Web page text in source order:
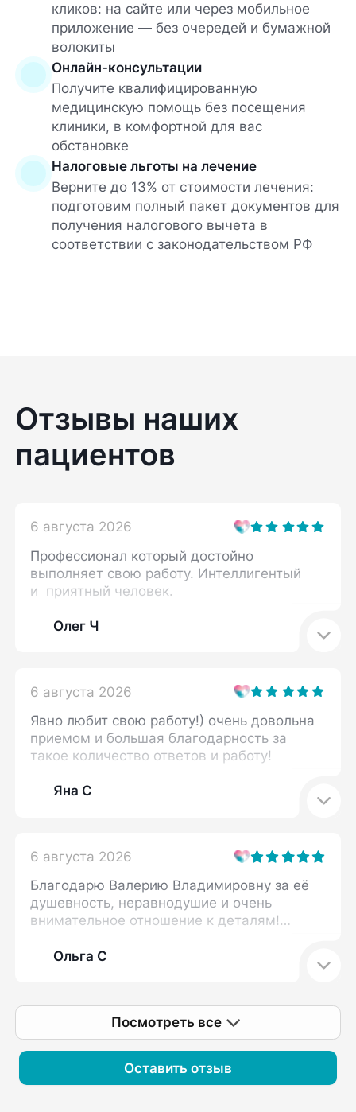
кликов: на сайте или через мобильное
приложение — без очередей и бумажной
волокиты
Онлайн-консультации
Получите квалифицированную
медицинскую помощь без посещения
клиники, в комфортной для вас
обстановке
Налоговые льготы на лечение
Верните до 13% от стоимости лечения:
подготовим полный пакет документов для
получения налогового вычета в
соответствии с законодательством РФ
Отзывы наших
пациентов
Оставить отзыв
6 августа 2026
Профессионал который достойно
выполняет свою работу. Интеллигентый
и приятный человек.
Олег Ч
6 августа 2026
Явно любит свою работу!) очень довольна
приемом и большая благодарность за
такое количество ответов и работу!
Яна С
6 августа 2026
Благодарю Валерию Владимировну за её
душевность, неравнодушие и очень
внимательное отношение к деталям!
мне объяснили нюансы, на которые я
влияющие на мою проблему. Определен
план дальнейших действий. Спасибо
большое!
Ольга С
Посмотреть все